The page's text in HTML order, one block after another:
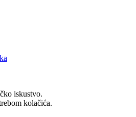
iskustvo.
kolačića.